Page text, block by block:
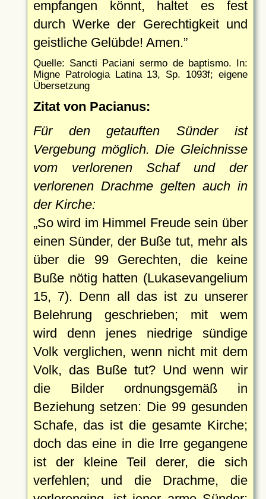
empfangen könnt, haltet es fest
durch Werke der Gerechtigkeit und
geistliche Gelübde! Amen.
Quelle: Sancti Paciani sermo de baptismo. In:
Migne Patrologia Latina 13, Sp. 1093f; eigene
Übersetzung
Zitat von Pacianus:
Für den getauften Sünder ist
Vergebung möglich. Die Gleichnisse
vom verlorenen Schaf und der
verlorenen Drachme gelten auch in
der Kirche:
So wird im Himmel Freude sein über
einen Sünder, der Buße tut, mehr als
über die 99 Gerechten, die keine
Buße nötig hatten (Lukasevangelium
15, 7). Denn all das ist zu unserer
Belehrung geschrieben; mit wem
wird denn jenes niedrige sündige
Volk verglichen, wenn nicht mit dem
Volk, das Buße tut? Und wenn wir
die Bilder ordnungsgemäß in
Beziehung setzen: Die 99 gesunden
Schafe, das ist die gesamte Kirche;
doch das eine in die Irre gegangene
ist der kleine Teil derer, die sich
verfehlen; und die Drachme, die